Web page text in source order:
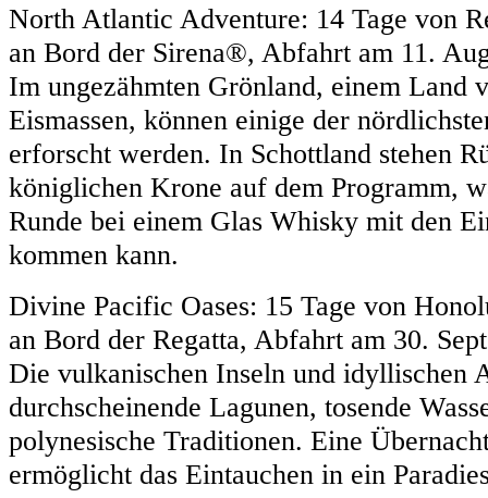
North Atlantic Adventure: 14 Tage von
an Bord der Sirena®, Abfahrt am 11.
Im ungezähmten Grönland, einem Land
Eismassen, können einige der
erforscht werden. In Schottland stehen
königlichen Krone auf dem Programm,
Runde bei einem Glas Whisky mit den
kommen kann.
Divine Pacific Oases: 15 Tage von
an Bord der Regatta, Abfahrt am 30.
Die vulkanischen Inseln und idyllischen
durchscheinende Lagunen, tosende
polynesische Traditionen. Eine
ermöglicht das Eintauchen in ein